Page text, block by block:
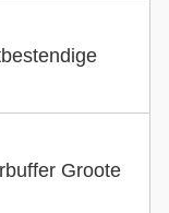
Groote